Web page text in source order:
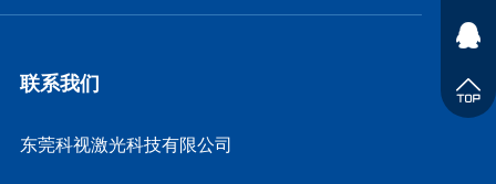
联系我们
东莞科视激光科技有限公司